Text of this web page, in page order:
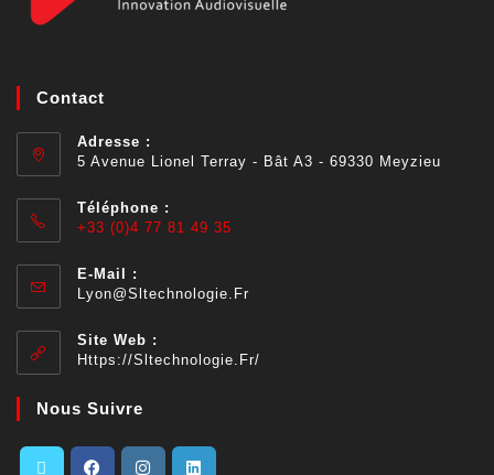
Contact
Adresse :
5 Avenue Lionel Terray - Bât A3 - 69330 Meyzieu
Téléphone :
+33 (0)4 77 81 49 35
E-Mail :
Lyon@sltechnologie.fr
Site Web :
Https://sltechnologie.fr/
Nous Suivre